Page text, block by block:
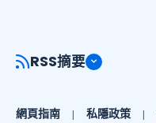
RSS摘要
網頁指南 私隱政策